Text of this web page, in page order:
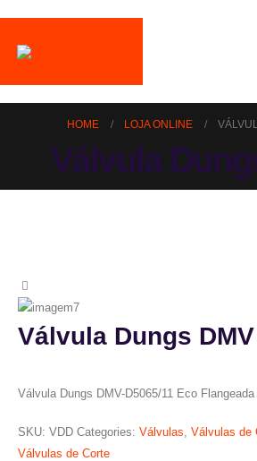
HOME LOJA ONLINE
Válvula
Válvula Dungs DMV
Válvula Dungs DMV-D5065/11 Eco Flangeada
SKU: VDD Categories: Válvulas Válvulas de
Válvulas de Corte